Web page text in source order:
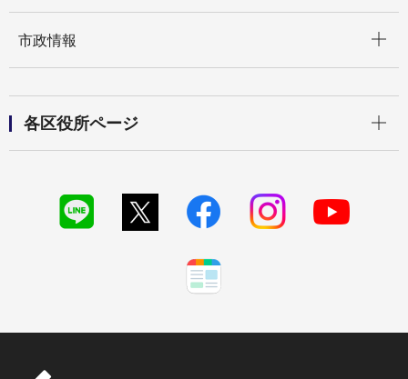
市政情報
各区役所ページ